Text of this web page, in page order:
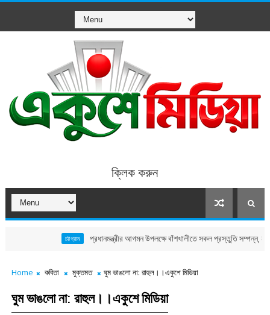
ক্লিক করুন
প্রধানমন্ত্রীর আগমন উপলক্ষে বাঁশখালীতে সকল প্রস্তুতি সম্পন্ন, নতুন ঘর
Home কবিতা মুক্তমত ঘুম ভাঙলো না: রাহুল।।একুশে মিডিয়া
ঘুম ভাঙলো না: রাহুল।।একুশে মিডিয়া